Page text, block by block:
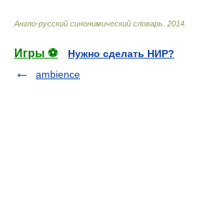
Англо-русский синонимический словарь 2014
Игры ⚽
Нужно сделать НИР?
ambience